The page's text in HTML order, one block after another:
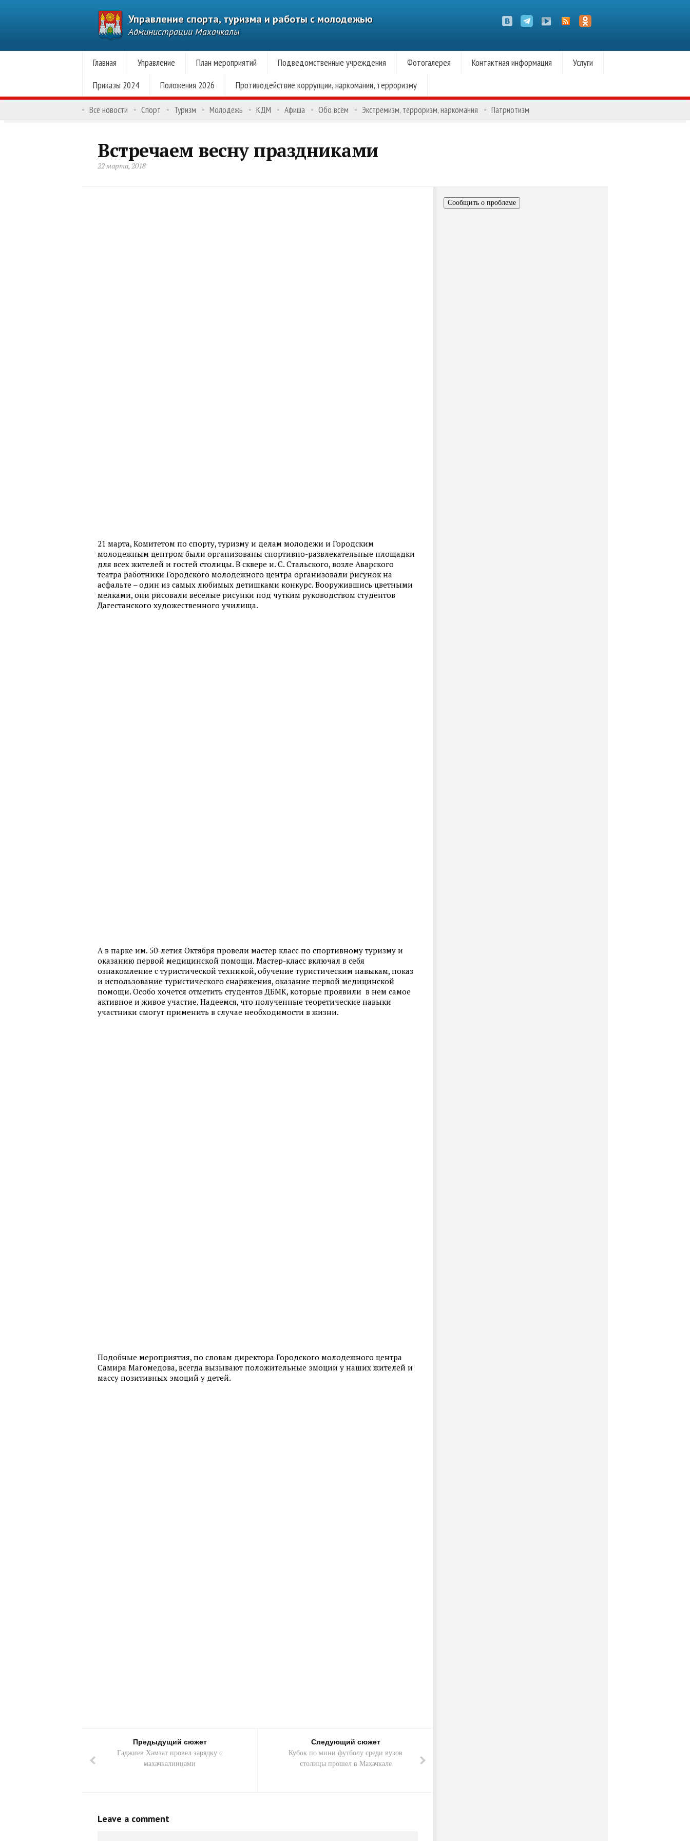
Управление спорта, туризма и работы с молодежью
Администрации Махачкалы
Главная Управление План мероприятий Подведомственные учреждения Фотогалерея Контактная информация
Услуги
Приказы 2024
Положения 2026 Противодействие коррупции, наркомании, терроризму
Все новости Спорт Туризм Молодежь КДМ Афиша Обо всём Экстремизм, терроризм, наркомания Патриотизм
Встречаем весну праздниками
22 марта, 2018
21 марта, Комитетом по спорту, туризму и делам молодежи и Городским
молодежным центром были организованы спортивно-развлекательные площадки
для всех жителей и гостей столицы. В сквере и. С. Стальского, возле Аварского
театра работники Городского молодежного центра организовали рисунок на
асфальте – один из самых любимых детишками конкурс. Вооружившись цветными
мелками, они рисовали веселые рисунки под чутким руководством студентов
Дагестанского художественного училища.
А в парке им. 50-летия Октября провели мастер класс по спортивному туризму и
оказанию первой медицинской помощи. Мастер-класс включал в себя
ознакомление с туристической техникой, обучение туристическим навыкам, показ
и использование туристического снаряжения, оказание первой медицинской
помощи. Особо хочется отметить студентов ДБМК, которые проявили в нем самое
активное и живое участие. Надеемся, что полученные теоретические навыки
участники смогут применить в случае необходимости в жизни.
Подобные мероприятия, по словам директора Городского молодежного центра
Самира Магомедова, всегда вызывают положительные эмоции у наших жителей и
массу позитивных эмоций у детей.
Предыдущий сюжет
Гаджиев Хамзат провел зарядку с
махачкалинцами
Следующий сюжет
Кубок по мини футболу среди вузов
столицы прошел в Махачкале
Leave a comment
Сообщить о проблеме